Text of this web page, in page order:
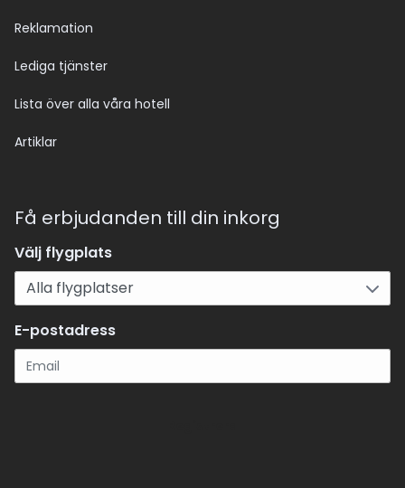
Reklamation
Lediga tjänster
Lista över alla våra hotell
Artiklar
Få erbjudanden till din inkorg
Välj flygplats
E-postadress